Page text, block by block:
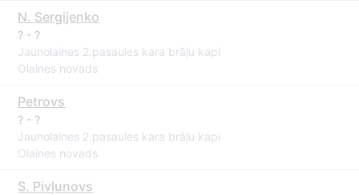
N. Sergijenko
? - ?
Jaunolaines 2.pasaules kara brāļu kapi
Olaines novads
Petrovs
? - ?
Jaunolaines 2.pasaules kara brāļu kapi
Olaines novads
S. Pivļunovs